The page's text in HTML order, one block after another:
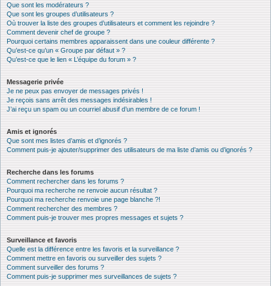
Que sont les modérateurs ?
Que sont les groupes d’utilisateurs ?
Où trouver la liste des groupes d’utilisateurs et comment les rejoindre ?
Comment devenir chef de groupe ?
Pourquoi certains membres apparaissent dans une couleur différente ?
Qu’est-ce qu’un « Groupe par défaut » ?
Qu’est-ce que le lien « L’équipe du forum » ?
Messagerie privée
Je ne peux pas envoyer de messages privés !
Je reçois sans arrêt des messages indésirables !
J’ai reçu un spam ou un courriel abusif d’un membre de ce forum !
Amis et ignorés
Que sont mes listes d’amis et d’ignorés ?
Comment puis-je ajouter/supprimer des utilisateurs de ma liste d’amis ou d’ignorés ?
Recherche dans les forums
Comment rechercher dans les forums ?
Pourquoi ma recherche ne renvoie aucun résultat ?
Pourquoi ma recherche renvoie une page blanche ?!
Comment rechercher des membres ?
Comment puis-je trouver mes propres messages et sujets ?
Surveillance et favoris
Quelle est la différence entre les favoris et la surveillance ?
Comment mettre en favoris ou surveiller des sujets ?
Comment surveiller des forums ?
Comment puis-je supprimer mes surveillances de sujets ?